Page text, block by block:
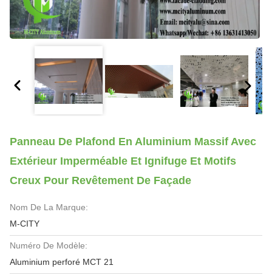
Panneau De Plafond En Aluminium Massif Avec
Extérieur Imperméable Et Ignifuge Et Motifs
Creux Pour Revêtement De Façade
Nom De La Marque:
M-CITY
Numéro De Modèle:
Aluminium perforé MCT 21